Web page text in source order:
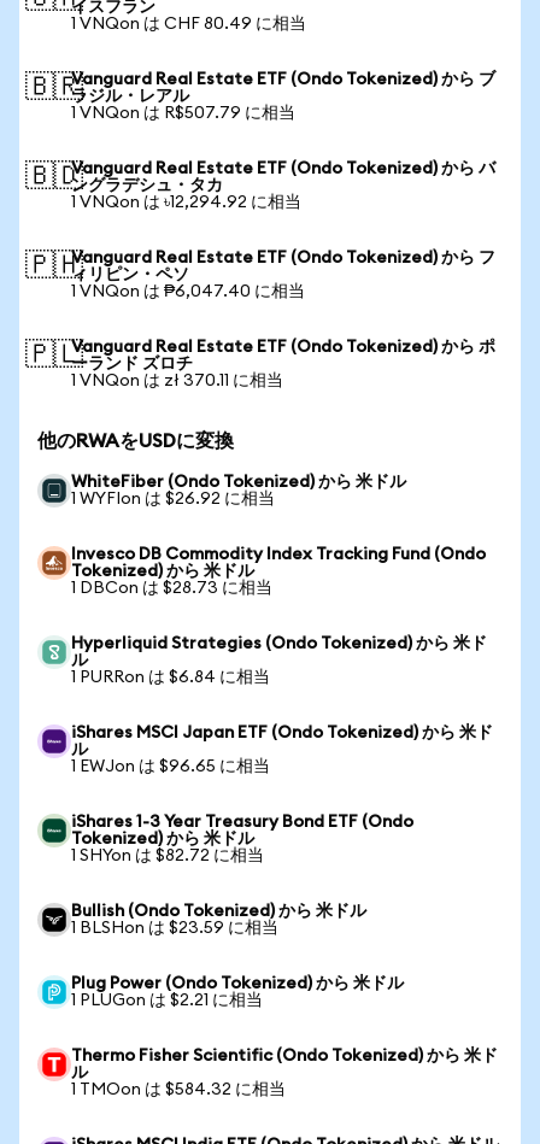
イスフラン
1 VNQon は CHF 80.49 に相当
🇧🇷Vanguard Real Estate ETF (Ondo Tokenized) から ブ
ラジル・レアル
1 VNQon は R$507.79 に相当
🇧🇩Vanguard Real Estate ETF (Ondo Tokenized) から バ
ングラデシュ・タカ
1 VNQon は ৳12,294.92 に相当
🇵🇭Vanguard Real Estate ETF (Ondo Tokenized) から フ
ィリピン・ペソ
1 VNQon は ₱6,047.40 に相当
🇵🇱Vanguard Real Estate ETF (Ondo Tokenized) から ポ
ーランド ズロチ
1 VNQon は zł 370.11 に相当
他のRWAをUSDに変換
WhiteFiber (Ondo Tokenized) から 米ドル
1 WYFIon は $26.92 に相当
Invesco DB Commodity Index Tracking Fund (Ondo
Tokenized) から 米ドル
1 DBCon は $28.73 に相当
Hyperliquid Strategies (Ondo Tokenized) から 米ド
ル
1 PURRon は $6.84 に相当
iShares MSCI Japan ETF (Ondo Tokenized) から 米ド
ル
1 EWJon は $96.65 に相当
iShares 1-3 Year Treasury Bond ETF (Ondo
Tokenized) から 米ドル
1 SHYon は $82.72 に相当
Bullish (Ondo Tokenized) から 米ドル
1 BLSHon は $23.59 に相当
Plug Power (Ondo Tokenized) から 米ドル
1 PLUGon は $2.21 に相当
Thermo Fisher Scientific (Ondo Tokenized) から 米ド
ル
1 TMOon は $584.32 に相当